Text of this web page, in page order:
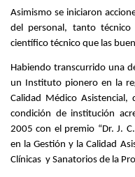
Asimismo se iniciaron
del personal, tanto
científico técnico que las
Habiendo transcurrido una
un Instituto pionero en la
Calidad Médico
condición de institución
2005 con el premio “Dr. J.
en la Gestión y la Calidad
Clínicas y Sanatorios de la